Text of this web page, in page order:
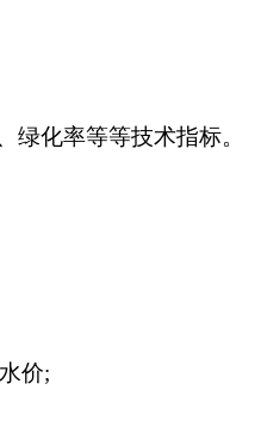
化率等等技术指标。
价;